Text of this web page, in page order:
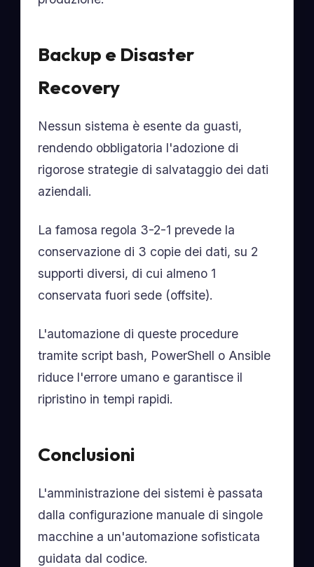
Backup e Disaster
Recovery
Nessun sistema è esente da guasti,
rendendo obbligatoria l'adozione di
rigorose strategie di salvataggio dei dati
aziendali.
La famosa regola 3-2-1 prevede la
conservazione di 3 copie dei dati, su 2
supporti diversi, di cui almeno 1
conservata fuori sede (offsite).
L'automazione di queste procedure
tramite script bash, PowerShell o Ansible
riduce l'errore umano e garantisce il
ripristino in tempi rapidi.
Conclusioni
L'amministrazione dei sistemi è passata
dalla configurazione manuale di singole
macchine a un'automazione sofisticata
guidata dal codice.